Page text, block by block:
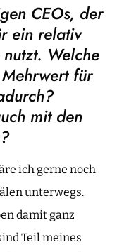
CEOs, der
ein relativ
Welche
für
mit den
ich gerne noch
unterwegs.
damit ganz
Teil meines